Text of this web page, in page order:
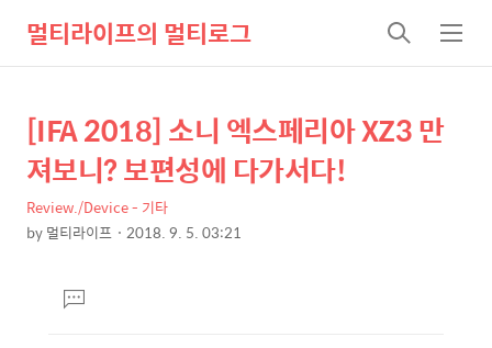
멀티라이프의 멀티로그
검
색
메
뉴
상
세
텐
본
문
제
목
[IFA 2018] 소니 엑스페리아 XZ3 만
져보니? 보편성에 다가서다!
Review./Device - 기타
by멀티라이프 2018. 9. 5. 03:21
댓
글